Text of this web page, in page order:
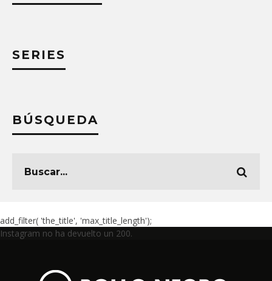
SERIES
BÚSQUEDA
add_filter( 'the_title', 'max_title_length');
Instagram no ha devuelto un 200.